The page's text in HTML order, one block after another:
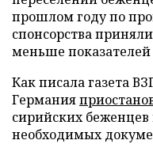
прошлом году по
спонсорства
меньше показателей
Как писала газета
Германия
сирийских беженцев
необходимых